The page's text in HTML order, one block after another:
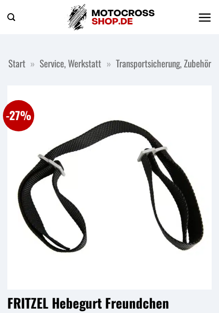
Inhalt
Start » Service, Werkstatt » Transportsicherung, Zubehör
-27%
FRITZEL Hebegurt Freundchen